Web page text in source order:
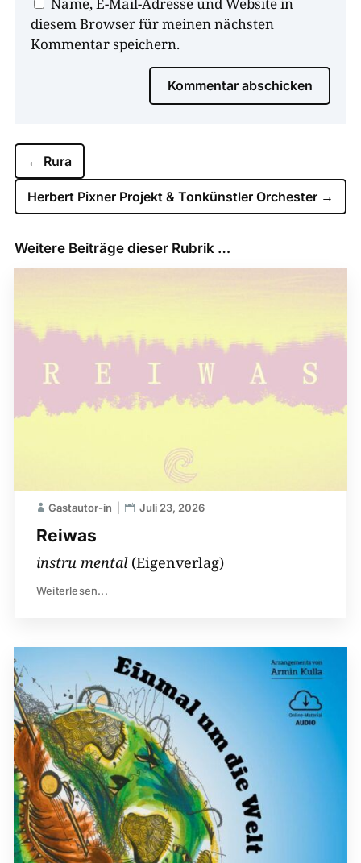
diesem Browser für meinen nächsten
Kommentar speichern.
Kommentar abschicken
← Rura
Herbert Pixner Projekt & Tonkünstler Orchester →
Weitere Beiträge dieser Rubrik …
Reiwas
Gastautor-in Juli 23, 2026
instru mental(Eigenverlag)
Weiterlesen...